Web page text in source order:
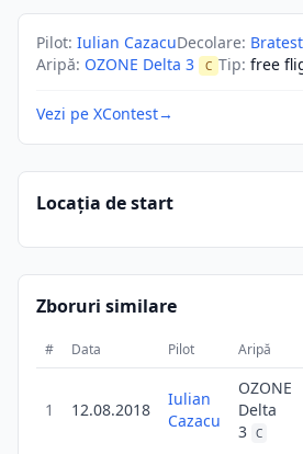
Pilot: Iulian CazacuDecolare:
Aripă: OZONE Delta 3 C Tip: free
Vezi pe XContest→
Locația de start
Zboruri similare
# Data Pilot Aripă
1 12.08.2018
Iulian
Cazacu
OZONE
Delta
3 C